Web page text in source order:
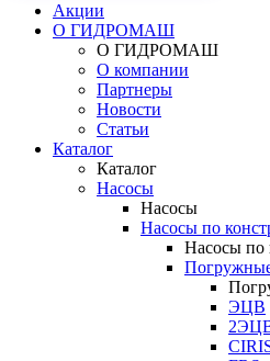
Акции
О ГИДРОМАШ
О ГИДРОМАШ
О компании
Партнеры
Новости
Статьи
Каталог
Каталог
Насосы
Насосы
Насосы по
Насосы по
ЭЦВ